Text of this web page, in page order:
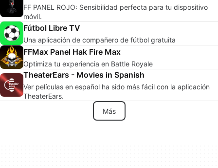
FF PANEL ROJO: Sensibilidad perfecta para tu dispositivo
móvil.
Fútbol Libre TV
Una aplicación de compañero de fútbol gratuita
FFMax Panel Hak Fire Max
Optimiza tu experiencia en Battle Royale
TheaterEars - Movies in Spanish
Ver películas en español ha sido más fácil con la aplicación
TheaterEars.
Más